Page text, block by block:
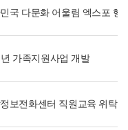
국 다문화 어울림 엑스포 행
가족지원사업 개발
보전화센터 직원교육 위탁